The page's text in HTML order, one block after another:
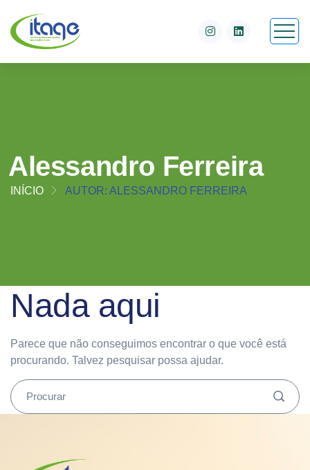
Alessandro Ferreira
INÍCIO AUTOR: ALESSANDRO FERREIRA
Nada aqui
Parece que não conseguimos encontrar o que você está
procurando. Talvez pesquisar possa ajudar.